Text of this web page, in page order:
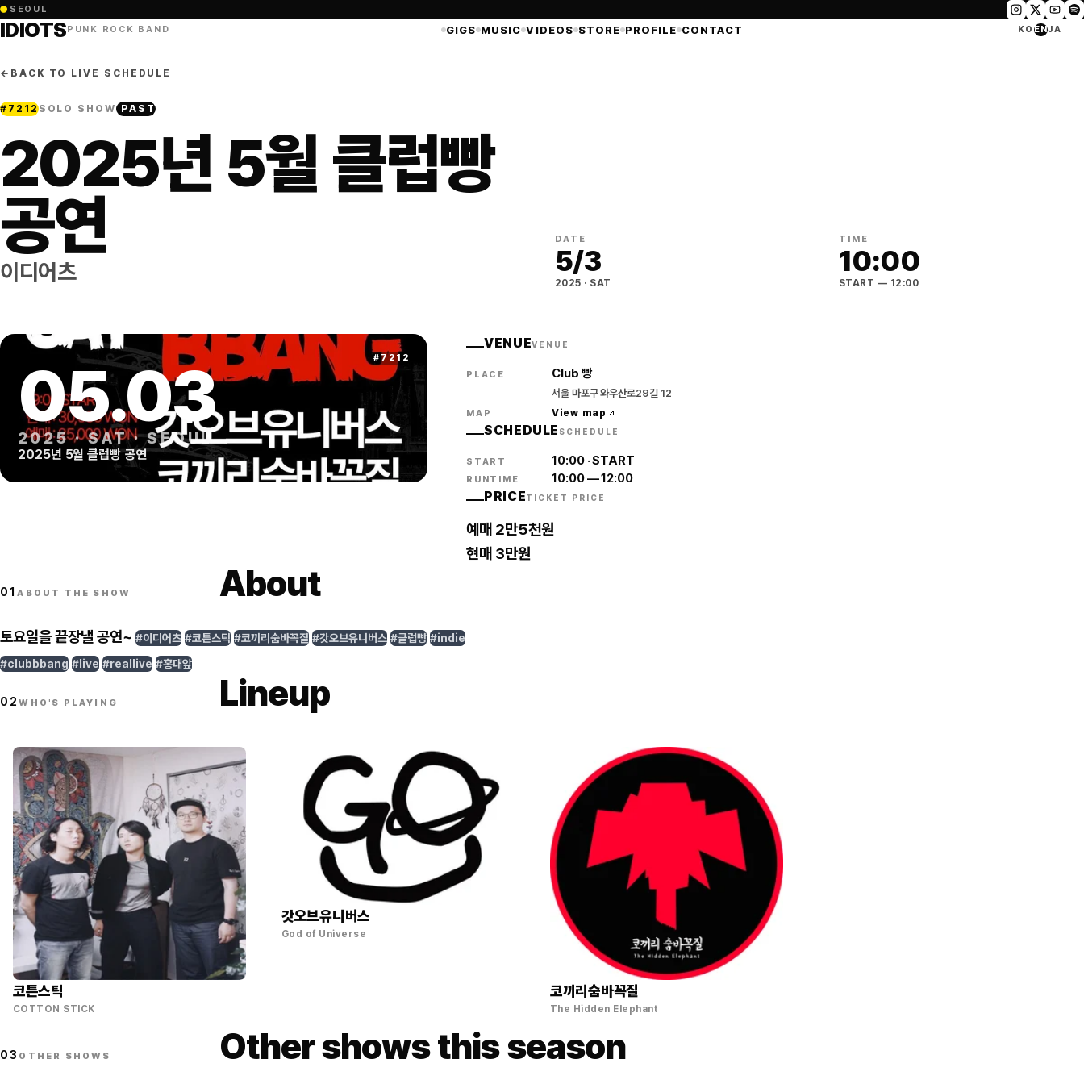
● SEOUL
IDIOTSPUNK ROCK BAND GIGS MUSIC VIDEOS STORE PROFILE CONTACT KO ENJA
← BACK TO LIVE SCHEDULE
# 7212SOLO SHOW PAST
2025년 5월 클럽빵
공연
이디어츠
DATE
5/3
2025 · SAT
TIME
10:00
START — 12:00
# 7212
05.03
2025·SAT·SEOUL
2025년 5월 클럽빵 공연
VENUEVENUE
PLACE Club 빵
서울 마포구 와우산로29길 12
MAP View map
SCHEDULE SCHEDULE
START 10:00·START
RUNTIME 10:00—12:00
PRICETICKET PRICE
예매 2만5천원
현매 3만원
01ABOUT THE SHOW About
토요일을 끝장낼 공연~ #이디어츠 #코튼스틱 #코끼리숨바꼭질 #갓오브유니버스 #클럽빵 #indie
#clubbbang #live #reallive #홍대앞
02WHO'S PLAYING Lineup
코튼스틱
COTTON STICK
갓오브유니버스
God of Universe
코끼리숨바꼭질
The Hidden Elephant
03 OTHER SHOWS Other shows this season